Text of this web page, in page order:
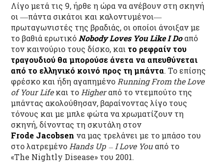
Λίγο μετά τις 9, ήρθε η ώρα να ανέβουν στη σκηνή
οι ―πάντα σικάτοι και καλοντυμένοι―
πρωταγωνιστές της βραδιάς, οι οποίοι άνοιξαν με
το βαθιά ερωτικόNobody Loves You Like I Doαπό
τον καινούριο τους δίσκο, και το ρεφραίν του
τραγουδιού θα μπορούσε άνετα να απευθύνεται
από το ελληνικό κοινό προς τη μπάντα. Το επίσης
φρέσκο και ήδη αγαπημένο Running From the Love
of Your Lifeκαι το Higher από το ντεμπούτο της
μπάντας ακολούθησαν, βαραίνοντας λίγο τους
τόνους και με μπλε φώτα να χρωματίζουν τη
σκηνή, δίνοντας τη σκυτάλη στον
Frode Jacobsen να μας τρελάνει με το μπάσο του
στο λατρεμένο Hands Up–I Love You από το
«The Nightly Disease» του 2001.